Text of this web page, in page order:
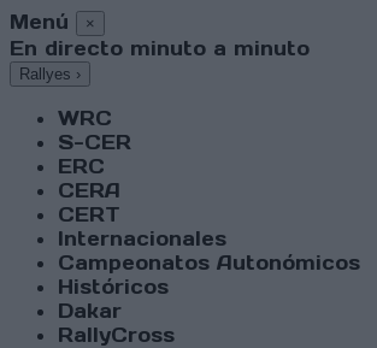
Menú ×
En directo minuto a minuto
Rallyes ›
WRC
S-CER
ERC
CERA
CERT
Internacionales
Campeonatos Autonómicos
Históricos
Dakar
RallyCross